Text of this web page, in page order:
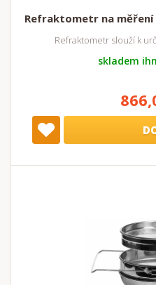
Refraktometr na
Refraktometr slouží k
skladem